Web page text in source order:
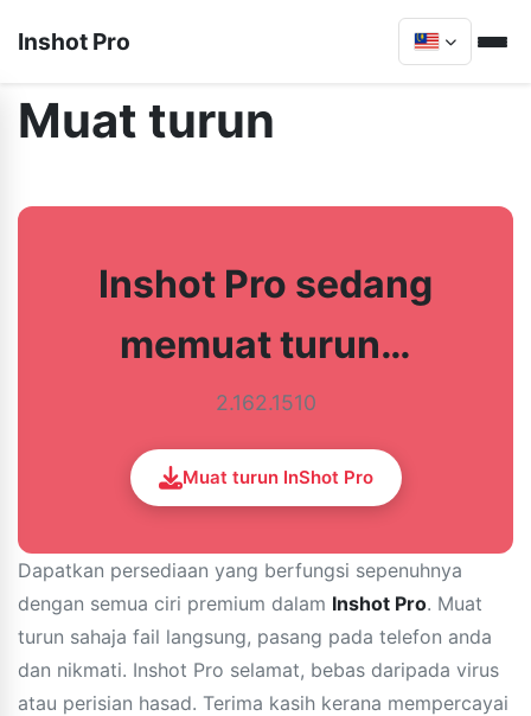
Inshot Pro
Muat turun
Inshot Pro sedang
memuat turun…
2.162.1510
Muat turun InShot Pro
Dapatkan persediaan yang berfungsi sepenuhnya
dengan semua ciri premium dalam Inshot Pro. Muat
turun sahaja fail langsung, pasang pada telefon anda
dan nikmati. Inshot Pro selamat, bebas daripada virus
atau perisian hasad. Terima kasih kerana mempercayai